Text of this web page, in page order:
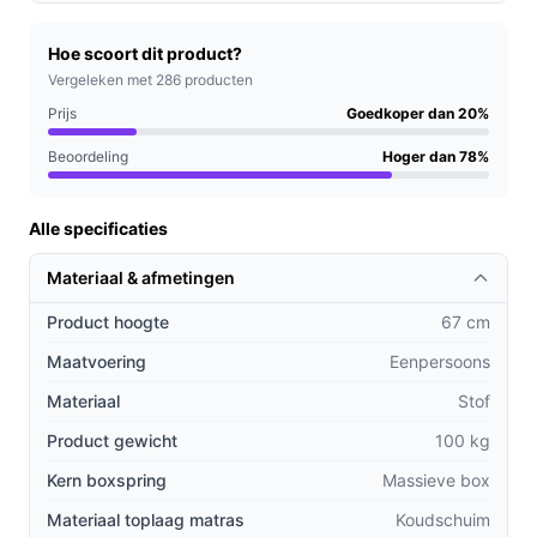
aanzienlijke hoogte en gewicht; meet
deuropeningen en liftmaten en beoordeel
Waar let je op bij prestaties? Controleer maximaal
belastbaar gewicht (240 kg) en of de
aansluit bij je voorkeur voor ventilatie en
ondersteuning.
Meet doorgangen en deurbreedtes; het totale
onderdelen.
Controleer of er twee losse matrassen bijgeleverd
worden bij 160 cm breedte (zoals vaak bij
Hoe scoort dit product?
Vergeleken met 286 producten
Prijs
Goedkoper dan 20%
Beoordeling Hoger dan 78%
Alle specificaties
Materiaal & afmetingen
Product hoogte
67 cm
Maatvoering
Eenpersoons
Materiaal
Stof
Product gewicht
100 kg
Kern boxspring
Massieve box
Materiaal toplaag matras
Koudschuim